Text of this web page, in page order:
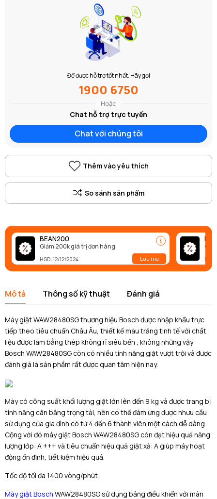
Để được hỗ trợ tốt nhất. Hãy gọi
1900 6750
Hoặc
Chat hỗ trợ trực tuyến
Chat với chúng tôi
Thêm vào yêu thích
BEAN200
Giảm 200k giá trị đơn hàng
HSD: 12/12/2024 Lưu mã
Mô tả Thông số kỹ thuật Đánh giá
Máy giặt WAW28480SG thương hiệu Bosch được nhập khẩu trực
tiếp theo tiêu chuẩn Châu Âu, thiết kế màu trắng tinh tế với chất
liệu được làm bằng thép không rỉ siêu bền , không những vậy
Bosch WAW28480SG còn có nhiều tính năng giặt vượt trội và được
đánh giá là sản phầm rất được quan tâm hiện nay.
Máy có công suất khối lượng giặt lớn lên đến 9 kg và được trang bị
tính năng cân bằng trọng tải, nên có thể đám ứng được nhưu cầu
sử dụng của gia đình có từ 4 đến 6 thành viên một cách dễ dàng.
Cộng với đó máy giặt Bosch WAW28480SG còn đạt hiệu quả năng
lượng lớp: A +++ và tiêu chuẩn hiệu quả giặt xả: A giúp máy hoạt
động ổn định, tiết kiệm hiệu quả.
Tốc độ tối đa 1400 vòng/phút.
Máy giặt Bosch WAW28480SG sử dụng bảng điều khiển với màn